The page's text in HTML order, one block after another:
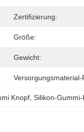
Zertifizierung:
Größe:
Gewicht:
Versorgungsmaterial-
Knopf, Silikon-Gummi-